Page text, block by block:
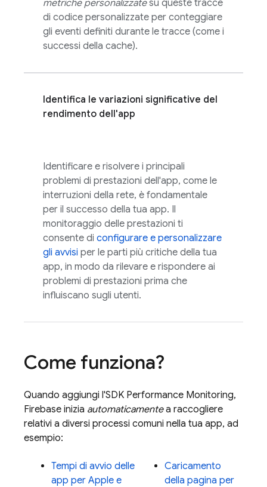
metriche personalizzatesu queste tracce
di codice personalizzate per conteggiare
gli eventi definiti durante le tracce (come i
successi della cache).
Identifica le variazioni significative del
rendimento dell'app
Identificare e risolvere i principali
problemi di prestazioni dell'app, come le
interruzioni della rete, è fondamentale
per il successo della tua app. Il
monitoraggio delle prestazioni ti
consente di configurare e personalizzare
gli avvisi per le parti più critiche della tua
app, in modo da rilevare e rispondere ai
problemi di prestazioni prima che
influiscano sugli utenti.
Come funziona?
Quando aggiungi l'SDK Performance Monitoring,
Firebase inizia automaticamentea raccogliere
relativi a diversi processi comuni nella tua app, ad
esempio:
Tempi di avvio delle
app per Apple e
Caricamento
della pagina per